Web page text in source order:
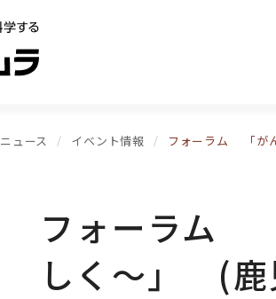
ニュース イベント情報 フォーラム 「が
フォーラム
しく～」 (